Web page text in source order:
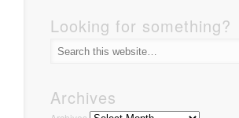
Looking for something?
Archives